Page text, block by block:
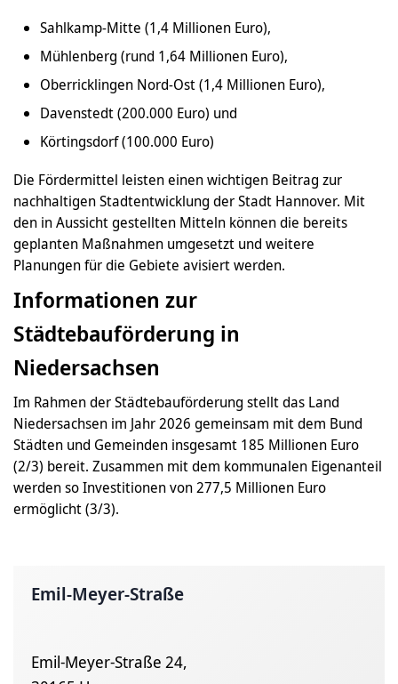
Sahlkamp-Mitte (1,4 Millionen Euro),
Mühlenberg (rund 1,64 Millionen Euro),
Oberricklingen Nord-Ost (1,4 Millionen Euro),
Davenstedt (200.000 Euro) und
Körtingsdorf (100.000 Euro)
Die Fördermittel leisten einen wichtigen Beitrag zur
nachhaltigen Stadtentwicklung der Stadt Hannover. Mit
den in Aussicht gestellten Mitteln können die bereits
geplanten Maßnahmen umgesetzt und weitere
Planungen für die Gebiete avisiert werden.
Informationen zur
Städtebauförderung in
Niedersachsen
Im Rahmen der Städtebauförderung stellt das Land
Niedersachsen im Jahr 2026 gemeinsam mit dem Bund
Städten und Gemeinden insgesamt 185 Millionen Euro
(2/3) bereit. Zusammen mit dem kommunalen Eigenanteil
werden so Investitionen von 277,5 Millionen Euro
ermöglicht (3/3).
Emil-Meyer-Straße
Emil-Meyer-Straße 24,